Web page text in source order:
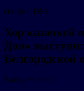
ОБЩЕСТВО
Хор казачьей
Дон»
Белгородской
2 августа 2022